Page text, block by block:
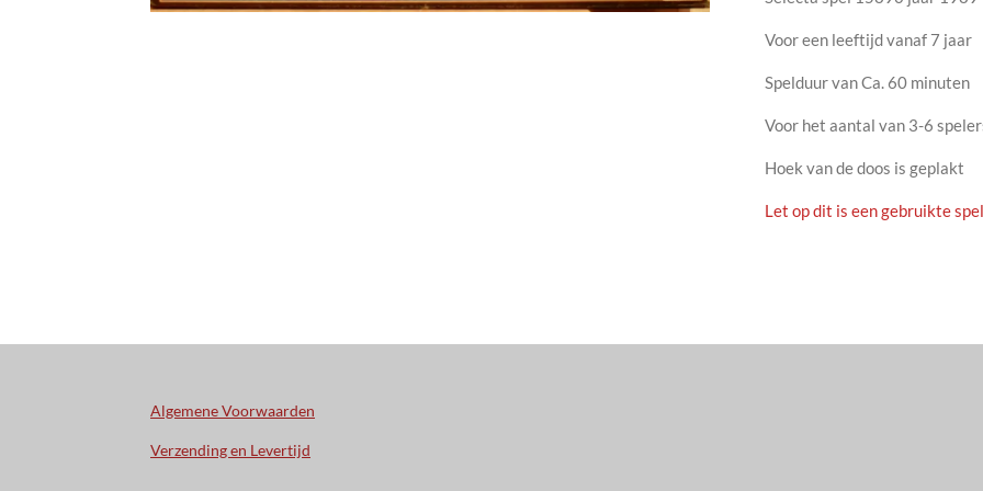
Voor een leeftijd vanaf 7 jaar
Spelduur van Ca. 60 minuten
Voor het aantal van 3-6
Hoek van de doos is geplakt
Let op dit is een gebruikte
Algemene Voorwaarden
Verzending en Levertijd